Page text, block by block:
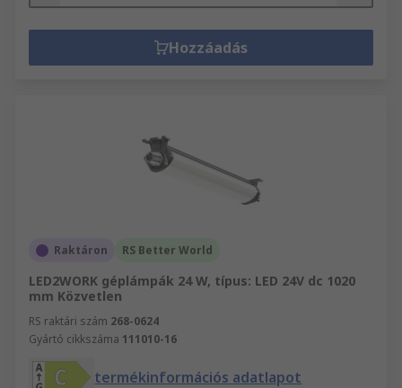
Hozzáadás
Raktáron RS Better World
LED2WORK géplámpák 24 W, típus: LED 24V dc 1020
mm Közvetlen
RS raktári szám 268-0624
Gyártó cikkszáma 111010-16
termékinformációs adatlapot